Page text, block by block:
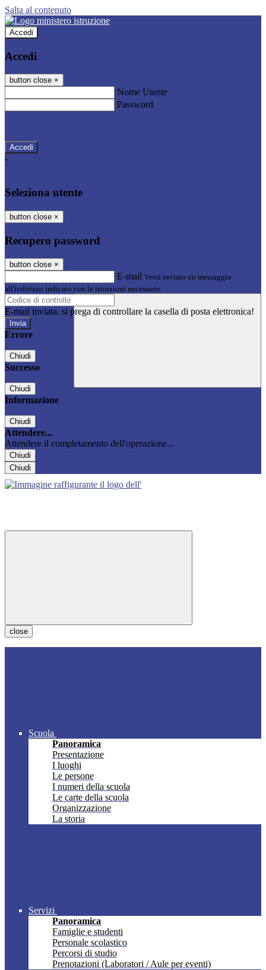
Salta al contenuto
Accedi
Accedi
button close ×
Nome Utente
Password
-
Seleziona utente
button close ×
Recupero password
button close ×
E-mail Verrà inviato un messaggio
all'indirizzo indicato con le istruzioni necessarie.
E-mail inviata, si prega di controllare la casella di posta elettronica!
Errore
Chiudi
Successo
Chiudi
Informazione
Chiudi
Attendere...
Attendere il completamento dell'operazione...
Chiudi
Chiudi
close
Scuola
Panoramica
Presentazione
I luoghi
Le persone
I numeri della scuola
Le carte della scuola
Organizzazione
La storia
Servizi
Panoramica
Famiglie e studenti
Personale scolastico
Percorsi di studio
Prenotazioni (Laboratori / Aule per eventi)